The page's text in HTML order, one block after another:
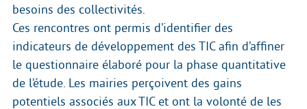
besoins des collectivités.
Ces rencontres ont permis d’identifier des
indicateurs de développement des TIC afin d’affiner
le questionnaire élaboré pour la phase quantitative
de l’étude. Les mairies perçoivent des gains
potentiels associés aux TIC et ont la volonté de les